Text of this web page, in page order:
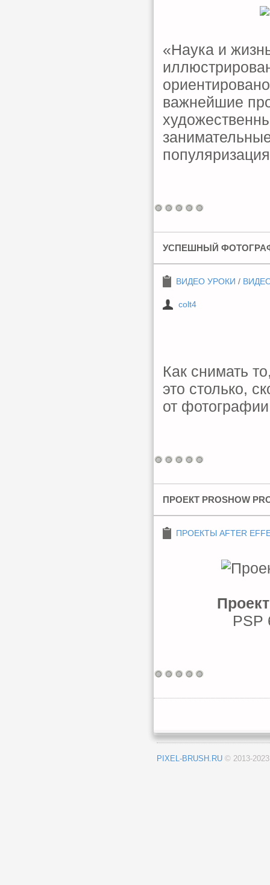
«Наука и
важнейшие
УСПЕШНЫЙ ФОТОГРАФ
ВИДЕО УРОКИ /
colt4
Как снимать
это столько,
от
ПРОЕКТ PROSHOW
ПРОЕКТЫ AFTER
PSP
PIXEL-BRUSH.RU © 2013-